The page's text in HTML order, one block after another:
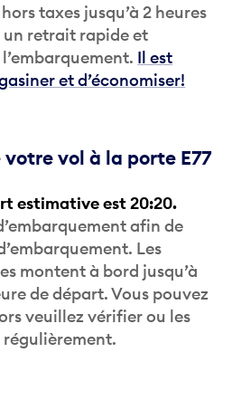
taxes jusqu’à 2 heures
retrait rapide et
Il est
et d’économiser!
vol à la porte E77
estimative est 20:20.
afin de
Les
montent à bord jusqu’à
de départ. Vous pouvez
veuillez vérifier ou les
régulièrement.